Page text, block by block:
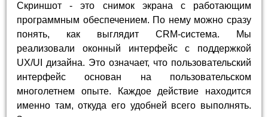
Скриншот - это снимок экрана с работающим
программным обеспечением. По нему можно сразу
понять, как выглядит CRM-система. Мы
реализовали оконный интерфейс с поддержкой
UX/UI дизайна. Это означает, что пользовательский
интерфейс основан на пользовательском
многолетнем опыте. Каждое действие находится
именно там, откуда его удобней всего выполнять.